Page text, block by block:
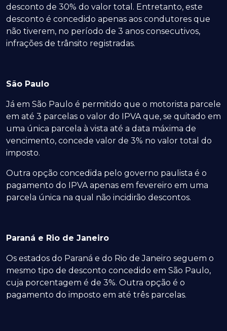
desconto de 30% do valor total. Entretanto, este
desconto é concedido apenas aos condutores que
não tiverem, no período de 3 anos consecutivos,
infrações de trânsito registradas.
São Paulo
Já em São Paulo é permitido que o motorista parcele
em até 3 parcelas o valor do IPVA que, se quitado em
uma única parcela à vista até a data máxima de
vencimento, concede valor de 3% no valor total do
imposto.
Outra opção concedida pelo governo paulista é o
pagamento do IPVA apenas em fevereiro em uma
parcela única na qual não incidirão descontos.
Paraná e Rio de Janeiro
Os estados do Paraná e do Rio de Janeiro seguem o
mesmo tipo de desconto concedido em São Paulo,
cuja porcentagem é de 3%. Outra opção é o
pagamento do imposto em até três parcelas.